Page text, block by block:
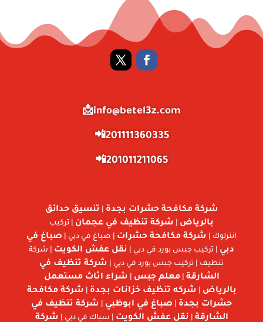
info@betel3z.com📩
201111360335📲
201011211065📲
شركة مكافحة حشرات بجدة
تنسيق حدائق
بالرياض
شركة تنظيف في عجمان | تركيب
انترلوك |
شركة مكافحة حشرات | صباغ في دبي | صباغ في
دبي | تركيب جبس بورد في دبي | نقل عفش الكويت | شركة
تنظيف | تركيب جبس بورد في دبي |
شركة تنظيف في
الشارقة |معلم جبس
شراء اثاث مستعمل
بالرياض
شركه تنظيف خزانات بجدة
شركة مكافحة
حشرات بجدة
صباغ في ابوظبي
شركة تنظيف في
الشارقة
نقل عفش الكويت | سباك في دبي | شركة